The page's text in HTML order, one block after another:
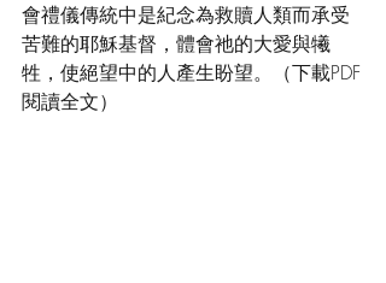
會禮儀傳統中是紀念為救贖人類而承受
苦難的耶穌基督，體會祂的大愛與犧
牲，使絕望中的人產生盼望。（下載PDF
閱讀全文）